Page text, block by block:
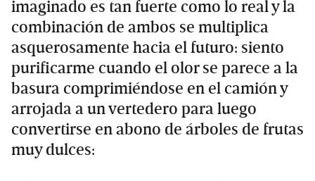
imaginado es tan fuerte como lo real y la
combinación de ambos se multiplica
asquerosamente hacia el futuro: siento
purificarme cuando el olor se parece a la
basura comprimiéndose en el camión y
arrojada a un vertedero para luego
convertirse en abono de árboles de frutas
muy dulces: